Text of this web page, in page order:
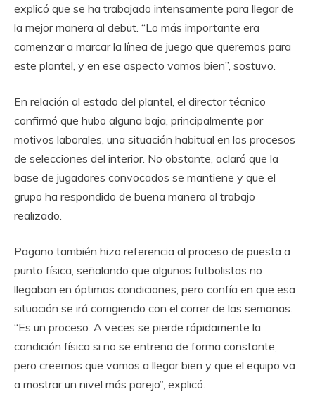
explicó que se ha trabajado intensamente para llegar de
la mejor manera al debut. “Lo más importante era
comenzar a marcar la línea de juego que queremos para
este plantel, y en ese aspecto vamos bien”, sostuvo.
En relación al estado del plantel, el director técnico
confirmó que hubo alguna baja, principalmente por
motivos laborales, una situación habitual en los procesos
de selecciones del interior. No obstante, aclaró que la
base de jugadores convocados se mantiene y que el
grupo ha respondido de buena manera al trabajo
realizado.
Pagano también hizo referencia al proceso de puesta a
punto física, señalando que algunos futbolistas no
llegaban en óptimas condiciones, pero confía en que esa
situación se irá corrigiendo con el correr de las semanas.
“Es un proceso. A veces se pierde rápidamente la
condición física si no se entrena de forma constante,
pero creemos que vamos a llegar bien y que el equipo va
a mostrar un nivel más parejo”, explicó.